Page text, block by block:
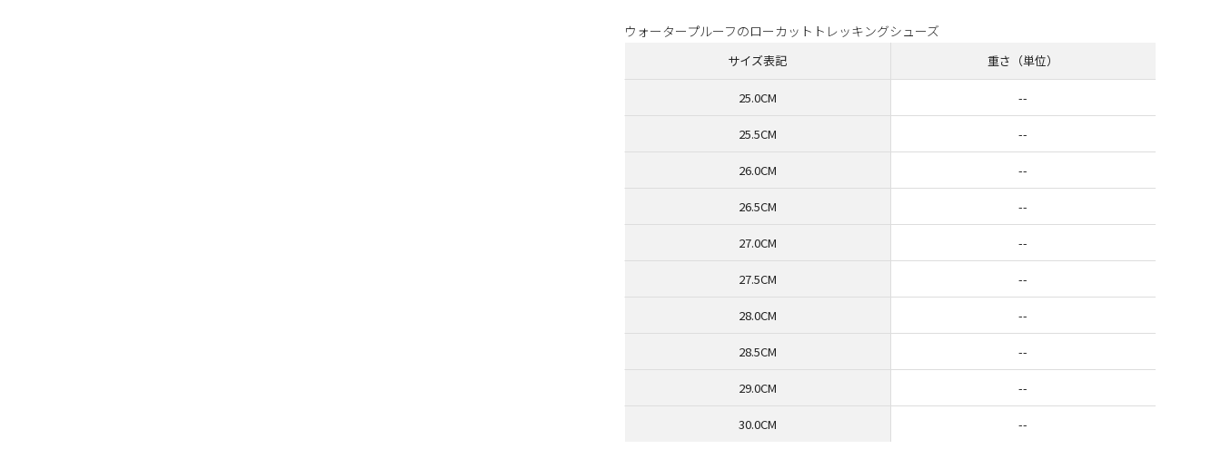
ウォータープルーフのローカットトレッキングシューズ
サイズ表記 重さ（単位）
25.0CM --
25.5CM --
26.0CM --
26.5CM --
27.0CM --
27.5CM --
28.0CM --
28.5CM --
29.0CM --
30.0CM --